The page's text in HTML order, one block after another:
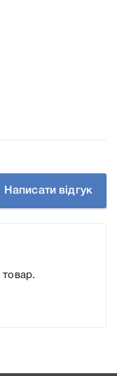
black (F6U19AN),
Написати відгук
товар.